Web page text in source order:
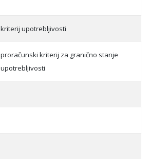
kriterij upotreblјivosti
proračunski kriterij za granično stanje
upotreblјivosti